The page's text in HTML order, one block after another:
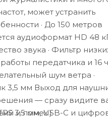
может устранить
· До 150 метров
аудиоформат HD 48
звука · Фильтр
передатчика и 16
шум ветра ·
3,5 мм Выход для
— сразу видите
3,5 мм, USB-C и
и помех.)